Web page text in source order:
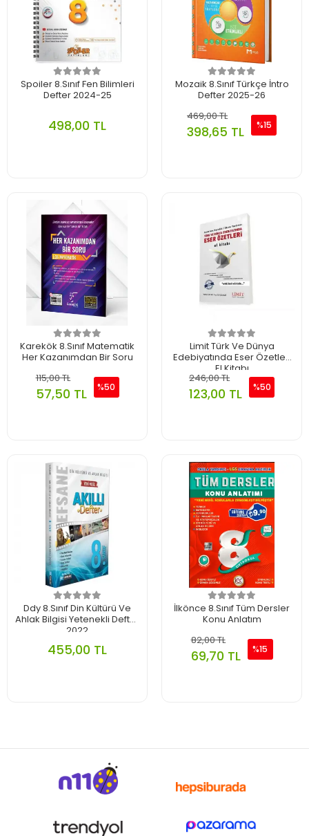
Spoiler 8.Sınıf Fen Bilimleri
Defter 2024-25
498,00 TL
Mozaik 8.Sınıf Türkçe İntro
Defter 2025-26
469,00 TL
398,65 TL %15
Karekök 8.Sınıf Matematik
Her Kazanımdan Bir Soru
115,00 TL
57,50 TL %50
Limit Türk Ve Dünya
Edebiyatında Eser Özetleri
El Kitabı
246,00 TL
123,00 TL %50
Ddy 8.Sınıf Din Kültürü Ve
Ahlak Bilgisi Yetenekli Defter
2022
455,00 TL
İlkönce 8.Sınıf Tüm Dersler
Konu Anlatım
82,00 TL
69,70 TL %15